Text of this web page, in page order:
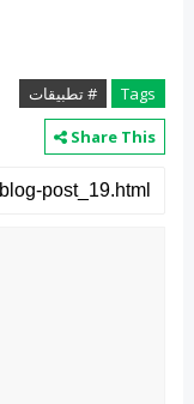
Tags
# تطبيقات
Share This